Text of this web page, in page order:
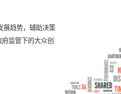
展趋势，辅助决策
监管下的大众创